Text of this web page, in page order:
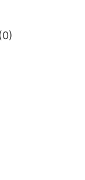
(0)